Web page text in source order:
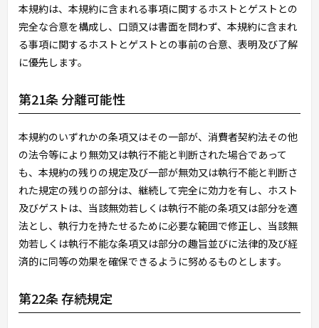
本規約は、本規約に含まれる事項に関するホストとゲストとの
完全な合意を構成し、口頭又は書面を問わず、本規約に含まれ
る事項に関するホストとゲストとの事前の合意、表明及び了解
に優先します。
第21条 分離可能性
本規約のいずれかの条項又はその一部が、消費者契約法その他
の法令等により無効又は執行不能と判断された場合であって
も、本規約の残りの規定及び一部が無効又は執行不能と判断さ
れた規定の残りの部分は、継続して完全に効力を有し、ホスト
及びゲストは、当該無効若しくは執行不能の条項又は部分を適
法とし、執行力を持たせるために必要な範囲で修正し、当該無
効若しくは執行不能な条項又は部分の趣旨並びに法律的及び経
済的に同等の効果を確保できるように努めるものとします。
第22条 存続規定